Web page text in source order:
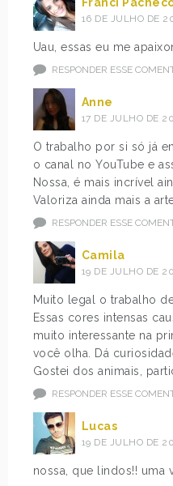
16 DE JULHO DE
Uau, essas eu me
RESPONDER ESSE
Anne
17 DE JULHO DE
O trabalho por si só já
o canal no YouTube e
Nossa, é mais incrível
Valoriza ainda mais a
RESPONDER ESSE
Camila
19 DE JULHO DE
Muito legal o trabalho
Essas cores intensas
muito interessante na
você olha. Dá
Gostei dos animais,
RESPONDER ESSE
Lucas
19 DE JULHO DE
nossa, que lindos!! uma